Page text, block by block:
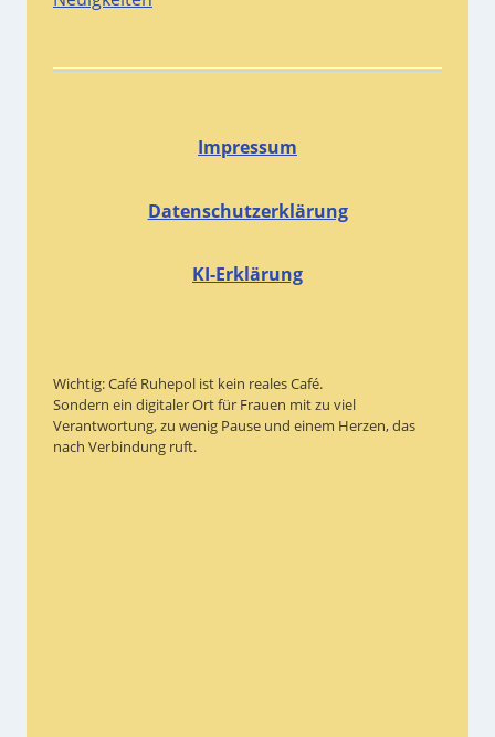
Impressum
Datenschutzerklärung
KI-Erklärung
Wichtig: Café Ruhepol ist kein reales Café.
Sondern ein digitaler Ort für Frauen mit zu viel
Verantwortung, zu wenig Pause und einem Herzen, das
nach Verbindung ruft.